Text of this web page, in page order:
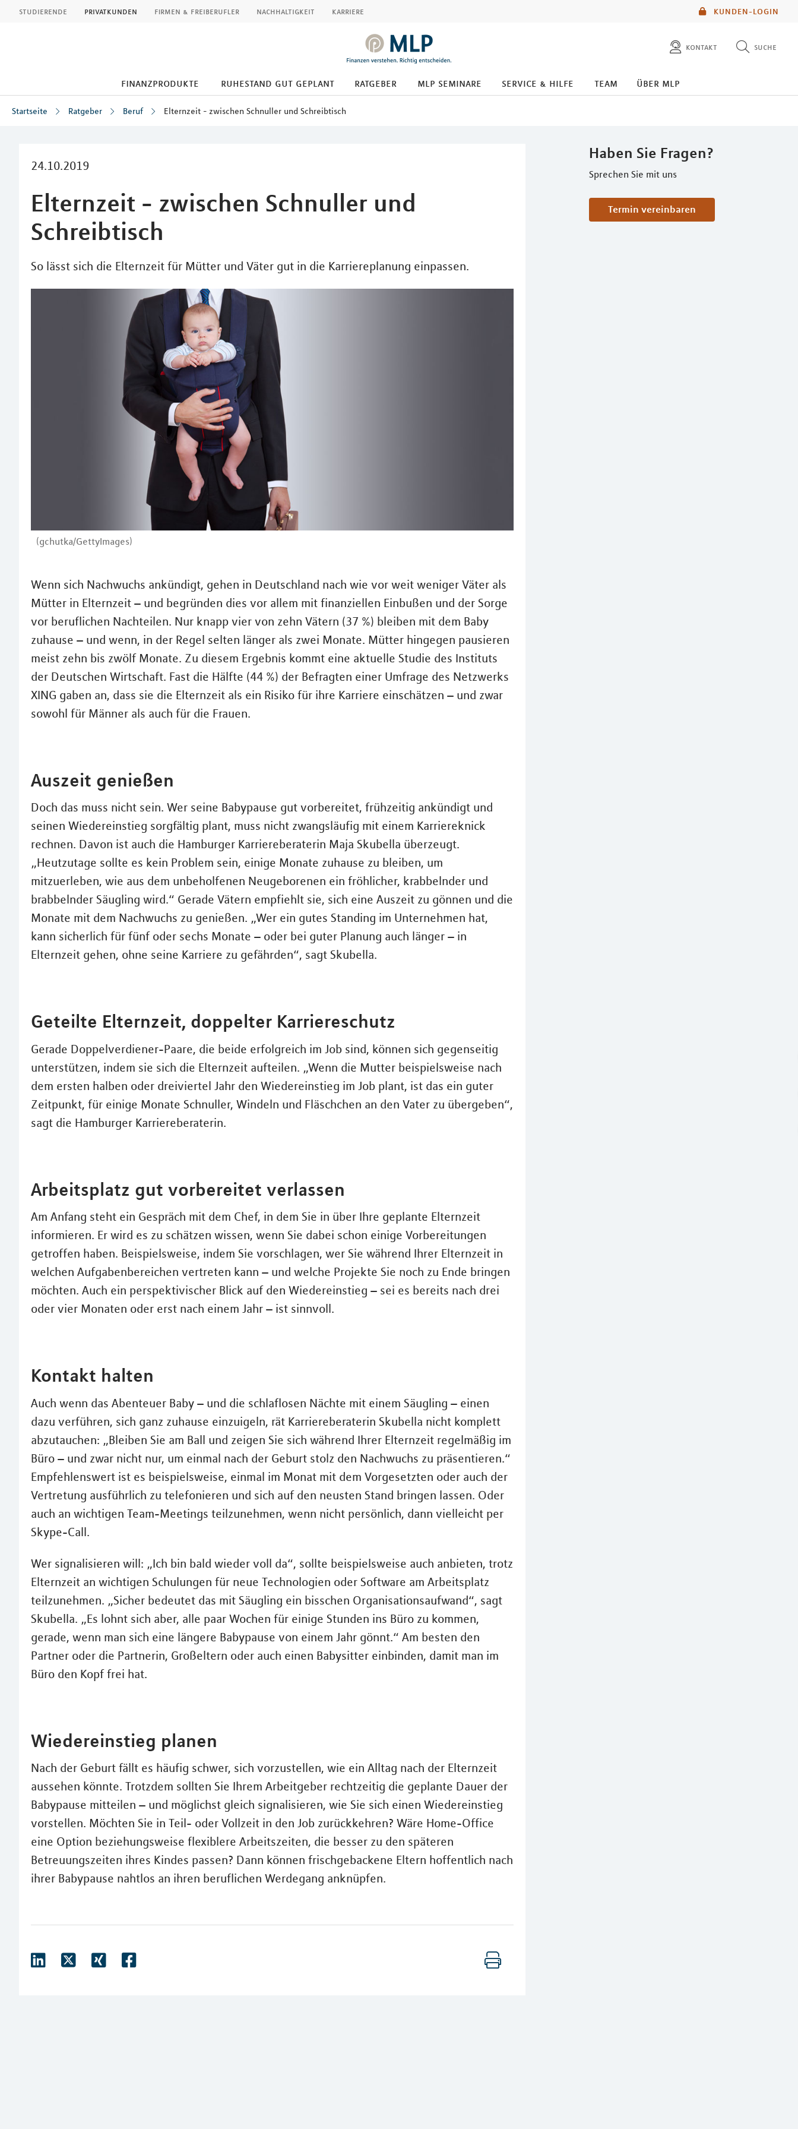
KUNDEN-LOGIN
studierende privatkunden firmen & freiberufler nachhaltigkeit karriere
kontakt suche
diese website durchsuchen
finanzprodukte ruhestand gut geplant ratgeber mlp seminare service & hilfe team über mlp
Startseite Ratgeber Beruf Elternzeit - zwischen Schnuller und Schreibtisch
24.10.2019
Elternzeit - zwischen Schnuller und
Schreibtisch
So lässt sich die Elternzeit für Mütter und Väter gut in die Karriereplanung einpassen.
(gchutka/GettyImages)
Haben Sie Fragen?
Sprechen Sie mit uns
Termin vereinbaren
Wenn sich Nachwuchs ankündigt, gehen in Deutschland nach wie vor weit weniger Väter als
Mütter in Elternzeit – und begründen dies vor allem mit finanziellen Einbußen und der Sorge
vor beruflichen Nachteilen. Nur knapp vier von zehn Vätern (37 %) bleiben mit dem Baby
zuhause – und wenn, in der Regel selten länger als zwei Monate. Mütter hingegen pausieren
meist zehn bis zwölf Monate. Zu diesem Ergebnis kommt eine aktuelle Studie des Instituts
der Deutschen Wirtschaft. Fast die Hälfte (44 %) der Befragten einer Umfrage des Netzwerks
XING gaben an, dass sie die Elternzeit als ein Risiko für ihre Karriere einschätzen – und zwar
sowohl für Männer als auch für die Frauen.
Auszeit genießen
Doch das muss nicht sein. Wer seine Babypause gut vorbereitet, frühzeitig ankündigt und
seinen Wiedereinstieg sorgfältig plant, muss nicht zwangsläufig mit einem Karriereknick
rechnen. Davon ist auch die Hamburger Karriereberaterin Maja Skubella überzeugt.
„Heutzutage sollte es kein Problem sein, einige Monate zuhause zu bleiben, um
mitzuerleben, wie aus dem unbeholfenen Neugeborenen ein fröhlicher, krabbelnder und
brabbelnder Säugling wird.“ Gerade Vätern empfiehlt sie, sich eine Auszeit zu gönnen und die
Monate mit dem Nachwuchs zu genießen. „Wer ein gutes Standing im Unternehmen hat,
kann sicherlich für fünf oder sechs Monate – oder bei guter Planung auch länger – in
Elternzeit gehen, ohne seine Karriere zu gefährden“, sagt Skubella.
Geteilte Elternzeit, doppelter Karriereschutz
Gerade Doppelverdiener-Paare, die beide erfolgreich im Job sind, können sich gegenseitig
unterstützen, indem sie sich die Elternzeit aufteilen. „Wenn die Mutter beispielsweise nach
dem ersten halben oder dreiviertel Jahr den Wiedereinstieg im Job plant, ist das ein guter
Zeitpunkt, für einige Monate Schnuller, Windeln und Fläschchen an den Vater zu übergeben“,
sagt die Hamburger Karriereberaterin.
Arbeitsplatz gut vorbereitet verlassen
Am Anfang steht ein Gespräch mit dem Chef, in dem Sie in über Ihre geplante Elternzeit
informieren. Er wird es zu schätzen wissen, wenn Sie dabei schon einige Vorbereitungen
getroffen haben. Beispielsweise, indem Sie vorschlagen, wer Sie während Ihrer Elternzeit in
welchen Aufgabenbereichen vertreten kann – und welche Projekte Sie noch zu Ende bringen
möchten. Auch ein perspektivischer Blick auf den Wiedereinstieg – sei es bereits nach drei
oder vier Monaten oder erst nach einem Jahr – ist sinnvoll.
Kontakt halten
Auch wenn das Abenteuer Baby – und die schlaflosen Nächte mit einem Säugling – einen
dazu verführen, sich ganz zuhause einzuigeln, rät Karriereberaterin Skubella nicht komplett
abzutauchen: „Bleiben Sie am Ball und zeigen Sie sich während Ihrer Elternzeit regelmäßig im
Büro – und zwar nicht nur, um einmal nach der Geburt stolz den Nachwuchs zu präsentieren.“
Empfehlenswert ist es beispielsweise, einmal im Monat mit dem Vorgesetzten oder auch der
Vertretung ausführlich zu telefonieren und sich auf den neusten Stand bringen lassen. Oder
auch an wichtigen Team-Meetings teilzunehmen, wenn nicht persönlich, dann vielleicht per
Skype-Call.
Wer signalisieren will: „Ich bin bald wieder voll da“, sollte beispielsweise auch anbieten, trotz
Elternzeit an wichtigen Schulungen für neue Technologien oder Software am Arbeitsplatz
teilzunehmen. „Sicher bedeutet das mit Säugling ein bisschen Organisationsaufwand“, sagt
Skubella. „Es lohnt sich aber, alle paar Wochen für einige Stunden ins Büro zu kommen,
gerade, wenn man sich eine längere Babypause von einem Jahr gönnt.“ Am besten den
Partner oder die Partnerin, Großeltern oder auch einen Babysitter einbinden, damit man im
Büro den Kopf frei hat.
Wiedereinstieg planen
Nach der Geburt fällt es häufig schwer, sich vorzustellen, wie ein Alltag nach der Elternzeit
aussehen könnte. Trotzdem sollten Sie Ihrem Arbeitgeber rechtzeitig die geplante Dauer der
Babypause mitteilen – und möglichst gleich signalisieren, wie Sie sich einen Wiedereinstieg
vorstellen. Möchten Sie in Teil- oder Vollzeit in den Job zurückkehren? Wäre Home-Office
eine Option beziehungsweise flexiblere Arbeitszeiten, die besser zu den späteren
Betreuungszeiten ihres Kindes passen? Dann können frischgebackene Eltern hoffentlich nach
ihrer Babypause nahtlos an ihren beruflichen Werdegang anknüpfen.